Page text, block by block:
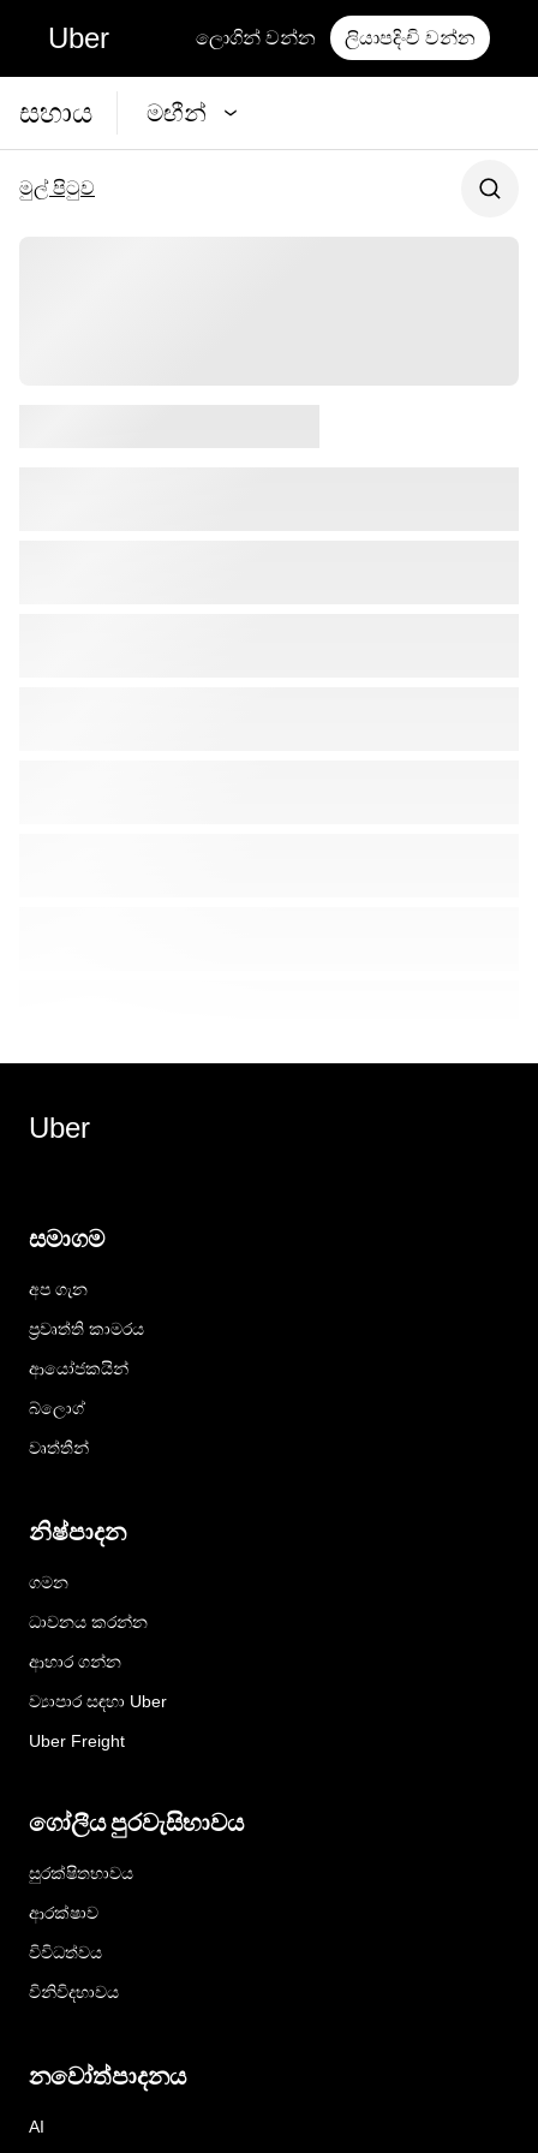
Uber ලොගින් වන්න ලියාපදිංචි වන්න
සහාය මඟීන්
මුල් පිටුව
Uber
සමාගම
අප ගැන
ප්‍රවෘත්ති කාමරය
ආයෝජකයින්
බ්ලොග්
වෘත්තීන්
නිෂ්පාදන
ගමන
ධාවනය කරන්න
ආහාර ගන්න
ව්‍යාපාර සඳහා Uber
Uber Freight
ගෝලීය පුරවැසිභාවය
සුරක්ෂිතභාවය
ආරක්ෂාව
විවිධත්වය
විනිවිදභාවය
නවෝත්පාදනය
AI